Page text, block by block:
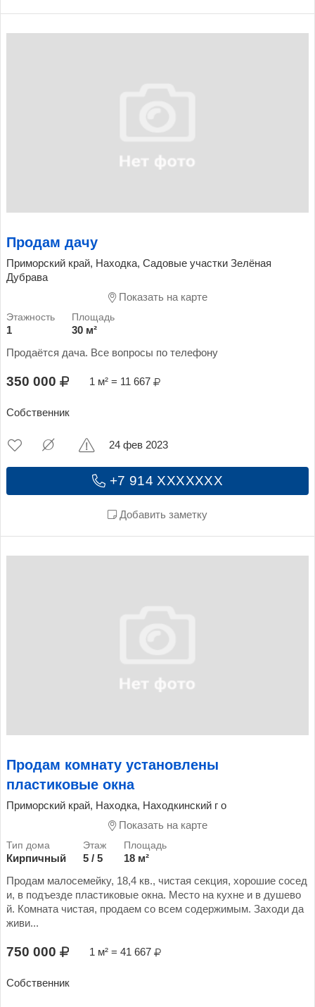
Продам дачу
Приморский край, Находка, Садовые участки Зелёная
Дубрава
Показать на карте
1
30 м²
Продаётся дача. Все вопросы по телефону
350 000 1 м² = 11 667
Собственник
+7 914 XXXXXXX
Добавить заметку
24 фев 2023
Продам комнату установлены
пластиковые окна
Приморский край, Находка, Находкинский г о
Показать на карте
Кирпичный 5 / 5
18 м²
Продам малосемейку, 18,4 кв., чистая секция, хорошие сосед
и, в подъезде пластиковые окна. Место на кухне и в душево
й. Комната чистая, продаем со всем содержимым. Заходи да
живи...
750 000 1 м² = 41 667
Собственник